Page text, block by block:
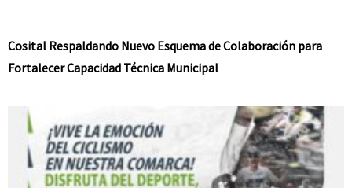
Cosital Respaldando Nuevo Esquema de Colaboración para
Fortalecer Capacidad Técnica Municipal